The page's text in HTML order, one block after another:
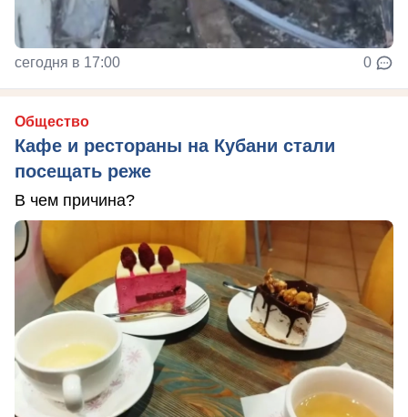
сегодня в 17:00 0
Общество
Кафе и рестораны на Кубани стали
посещать реже
В чем причина?